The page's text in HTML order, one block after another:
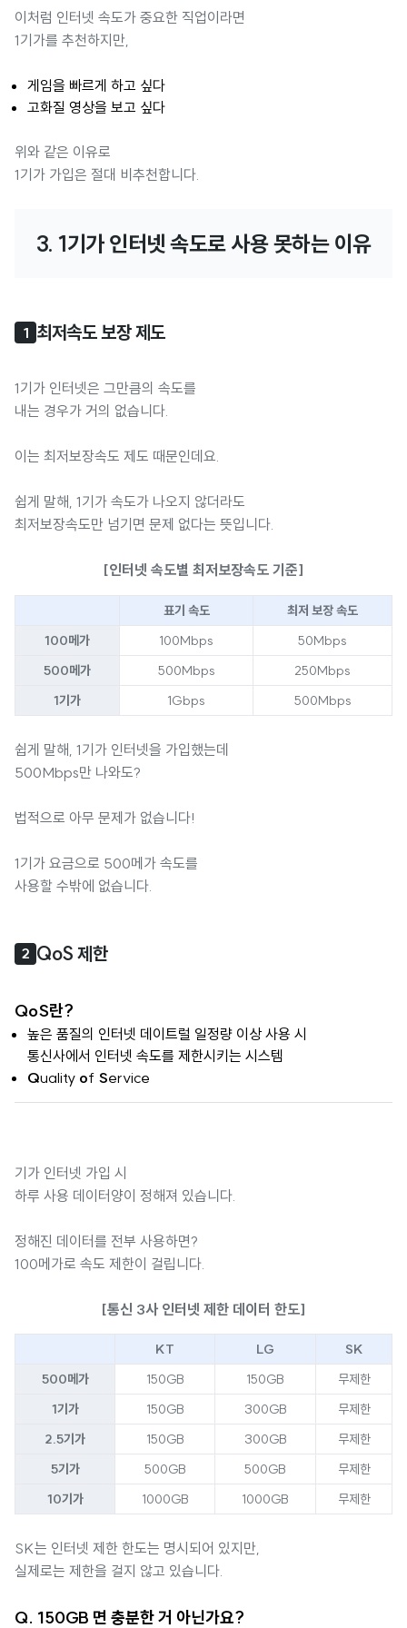
이처럼 인터넷 속도가 중요한 직업이라면
1기가를 추천하지만,
게임을 빠르게 하고 싶다
고화질 영상을 보고 싶다
위와 같은 이유로
1기가 가입은 절대 비추천합니다.
3. 1기가 인터넷 속도로 사용 못하는 이유
1 최저속도 보장 제도
1기가 인터넷은 그만큼의 속도를
내는 경우가 거의 없습니다.
이는 최저보장속도 제도 때문인데요.
쉽게 말해, 1기가 속도가 나오지 않더라도
최저보장속도만 넘기면 문제 없다는 뜻입니다.
[인터넷 속도별 최저보장속도 기준]
표기 속도
최저 보장 속도
100메가
100Mbps
50Mbps
500메가
500Mbps
250Mbps
1기가
1Gbps 500Mbps
쉽게 말해, 1기가 인터넷을 가입했는데
500Mbps만 나와도?
법적으로 아무 문제가 없습니다!
1기가 요금으로 500메가 속도를
사용할 수밖에 없습니다.
2 QoS 제한
QoS란?
높은 품질의 인터넷 데이트럴 일정량 이상 사용 시
통신사에서 인터넷 속도를 제한시키는 시스템
Quality of Service
기가 인터넷 가입 시
하루 사용 데이터양이 정해져 있습니다.
정해진 데이터를 전부 사용하면?
100메가로 속도 제한이 걸립니다.
[통신 3사 인터넷 제한 데이터 한도]
KT LG
SK
500메가
150GB 150GB
무제한
1기가
150GB 300GB
무제한
2.5기가
150GB 300GB
무제한
5기가
500GB 500GB
무제한
10기가
1000GB 1000GB 무제한
SK는 인터넷 제한 한도는 명시되어 있지만,
실제로는 제한을 걸지 않고 있습니다.
Q. 150GB 면 충분한 거 아닌가요?